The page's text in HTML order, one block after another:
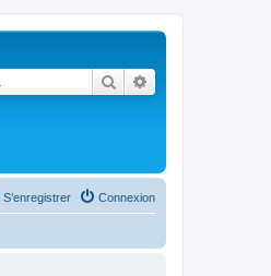
Rechercher
Connexion
S’enregistrer